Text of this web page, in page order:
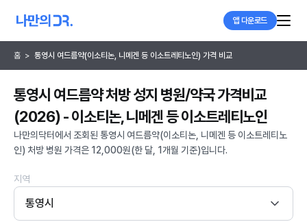
앱 다운로드
홈 > 통영시 여드름약(이소티논, 니메겐 등 이소트레티노인) 가격 비교
통영시 여드름약 처방 성지 병원/약국 가격비교
(2026) - 이소티논, 니메겐 등 이소트레티노인
나만의닥터에서 조회된 통영시 여드름약(이소티논, 니메겐 등 이소트레티노
인) 처방 병원 가격은 12,000원(한 달, 1개월 기준)입니다.
지역
통영시